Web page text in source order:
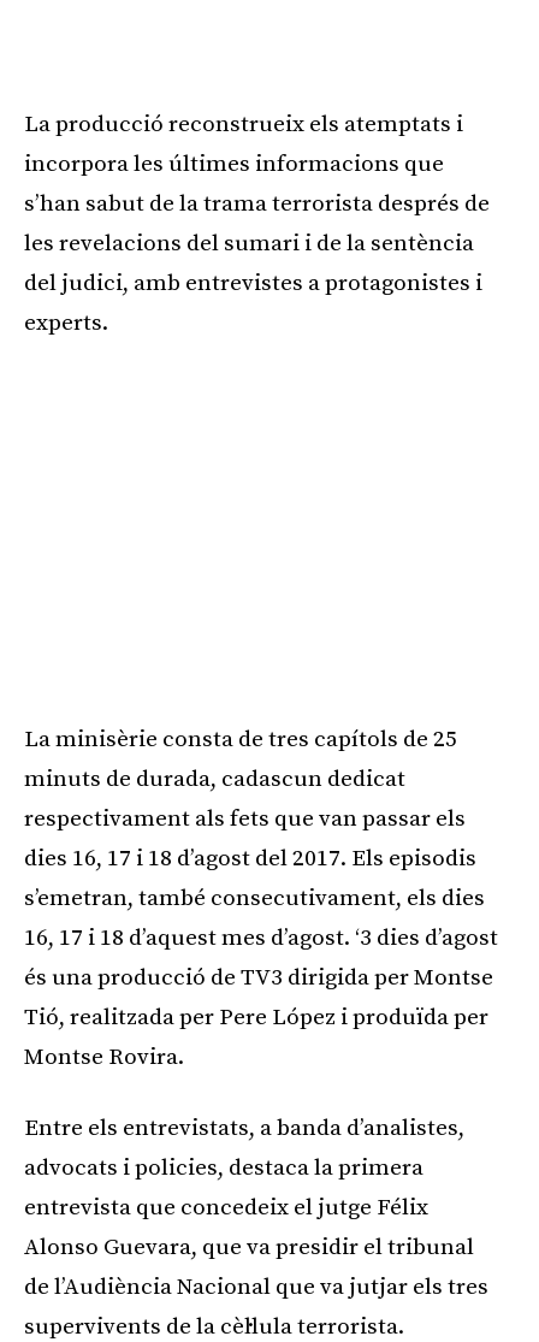
La producció reconstrueix els atemptats i
incorpora les últimes informacions que
s’han sabut de la trama terrorista després de
les revelacions del sumari i de la sentència
del judici, amb entrevistes a protagonistes i
experts.
La minisèrie consta de tres capítols de 25
minuts de durada, cadascun dedicat
respectivament als fets que van passar els
dies 16, 17 i 18 d’agost del 2017. Els episodis
s’emetran, també consecutivament, els dies
16, 17 i 18 d’aquest mes d’agost. ‘3 dies d’agost
és una producció de TV3 dirigida per Montse
Tió, realitzada per Pere López i produïda per
Montse Rovira.
Entre els entrevistats, a banda d’analistes,
advocats i policies, destaca la primera
entrevista que concedeix el jutge Félix
Alonso Guevara, que va presidir el tribunal
de l’Audiència Nacional que va jutjar els tres
supervivents de la cèl·lula terrorista.